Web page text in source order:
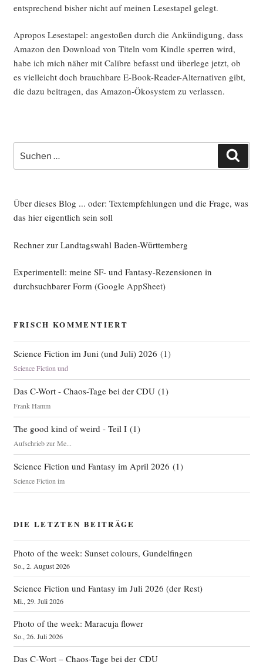
ent­spre­chend bis­her nicht auf mei­nen Lese­sta­pel gelegt.
Apro­pos Lese­sta­pel: ange­sto­ßen durch die Ankün­di­gung, dass
Ama­zon den Down­load von Titeln vom Kind­le sper­ren wird,
habe ich mich näher mit Calib­re befasst und über­le­ge jetzt, ob
es viel­leicht doch brauch­ba­re E‑Book-Rea­der-Alter­na­ti­ven gibt,
die dazu bei­tra­gen, das Ama­zon-Öko­sys­tem zu verlassen.
nach:
Über dieses Blog ... oder: Textempfehlungen und die Frage, was
das hier eigentlich sein soll
Rechner zur Landtagswahl Baden-Württemberg
Experimentell: meine SF- und Fantasy-Rezensionen in
durchsuchbarer Form(Google AppSheet)
FRISCH KOMMENTIERT
Science Fiction im Juni (und Juli) 2026 (1)
Science Fiction und
Das C-Wort - Chaos-Tage bei der CDU(1)
Frank Hamm
The good kind of weird - Teil I(1)
Aufschrieb zur Me...
Science Fiction und Fantasy im April 2026 (1)
Science Fiction im
DIE LETZTEN BEITRÄGE
Photo of the week: Sunset colours, Gundelfingen
So., 2. August 2026
Science Fiction und Fantasy im Juli 2026 (der Rest)
Mi., 29. Juli 2026
Photo of the week: Maracuja flower
So., 26. Juli 2026
Das C‑Wort – Chaos-Tage bei der CDU